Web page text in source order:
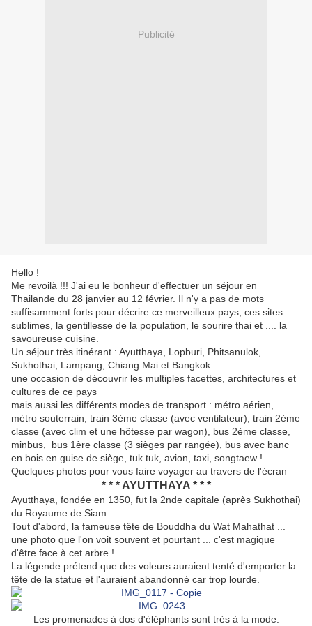
Publicité
Hello !
Me revoilà !!! J'ai eu le bonheur d'effectuer un séjour en
Thailande du 28 janvier au 12 février. Il n'y a pas de mots
suffisamment forts pour décrire ce merveilleux pays, ces sites
sublimes, la gentillesse de la population, le sourire thai et .... la
savoureuse cuisine.
Un séjour très itinérant : Ayutthaya, Lopburi, Phitsanulok,
Sukhothai, Lampang, Chiang Mai et Bangkok
une occasion de découvrir les multiples facettes, architectures et
cultures de ce pays
mais aussi les différents modes de transport : métro aérien,
métro souterrain, train 3ème classe (avec ventilateur), train 2ème
classe (avec clim et une hôtesse par wagon), bus 2ème classe,
minbus, bus 1ère classe (3 sièges par rangée), bus avec banc
en bois en guise de siège, tuk tuk, avion, taxi, songtaew !
Quelques photos pour vous faire voyager au travers de l'écran
* * * AYUTTHAYA * * *
Ayutthaya, fondée en 1350, fut la 2nde capitale (après Sukhothai)
du Royaume de Siam.
Tout d'abord, la fameuse tête de Bouddha du Wat Mahathat ...
une photo que l'on voit souvent et pourtant ... c'est magique
d'être face à cet arbre !
La légende prétend que des voleurs auraient tenté d'emporter la
tête de la statue et l'auraient abandonné car trop lourde.
Les promenades à dos d'éléphants sont très à la mode.